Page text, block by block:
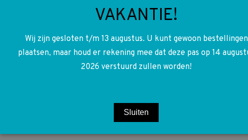
B66290103 RHD W164 ML
gestuurd
€60,00
VAKANTIE!
Wij zijn gesloten t/m 13 augustus. U kunt gewoon bestellingen
plaatsen, maar houd er rekening mee dat deze pas op 14
2026 verstuurd zullen worden!
Sluiten